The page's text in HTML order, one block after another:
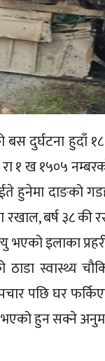
बस दुर्घटना
१ ख १५०५
दाङको
रखाल, बर्ष ३८
इलाका
स्वास्थ्य
पछि घर
हुन सक्ने